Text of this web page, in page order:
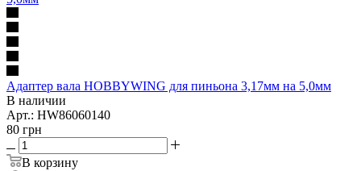
Адаптер вала HOBBYWING для пиньона 3,17мм на 5,0мм
В наличии
Арт.: HW86060140
80 грн
В корзину